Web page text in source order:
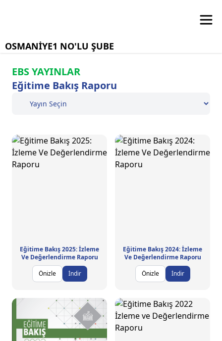
OSMANİYE1 NO'LU ŞUBE
EBS YAYINLAR
Eğitime Bakış Raporu
Eğitime Bakış 2025: İzleme
Ve Değerlendirme Raporu
Önizle
İndir
Eğitime Bakış 2024: İzleme
Ve Değerlendirme Raporu
Önizle
İndir